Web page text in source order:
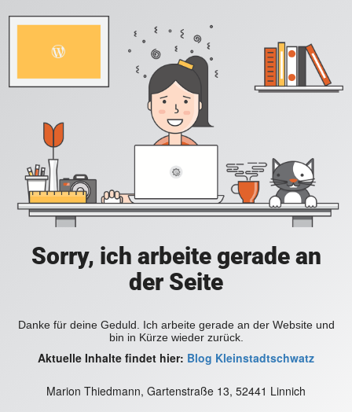
Sorry, ich arbeite gerade an
der Seite
Danke für deine Geduld. Ich arbeite gerade an der Website und
bin in Kürze wieder zurück.
Aktuelle Inhalte findet hier: Blog Kleinstadtschwatz
Marion Thiedmann, Gartenstraße 13, 52441 Linnich